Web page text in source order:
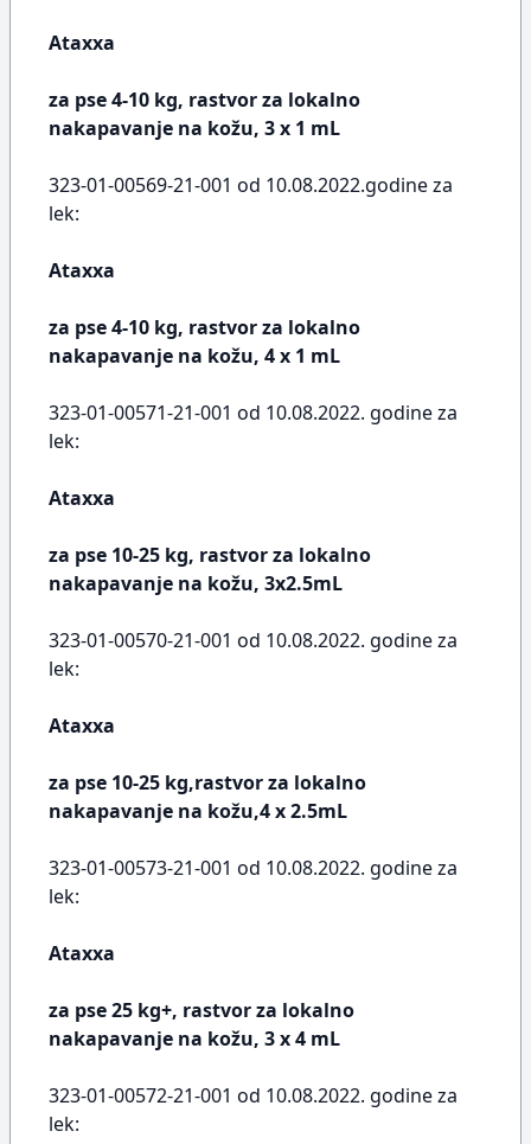
Ataxxa
za pse 4-10 kg, rastvor za lokalno
nakapavanje na kožu, 3 x 1 mL
323-01-00569-21-001 od 10.08.2022.godine za
lek:
Ataxxa
za pse 4-10 kg, rastvor za lokalno
nakapavanje na kožu, 4 x 1 mL
323-01-00571-21-001 od 10.08.2022. godine za
lek:
Ataxxa
za pse 10-25 kg, rastvor za lokalno
nakapavanje na kožu, 3x2.5mL
323-01-00570-21-001 od 10.08.2022. godine za
lek:
Ataxxa
za pse 10-25 kg,rastvor za lokalno
nakapavanje na kožu,4 x 2.5mL
323-01-00573-21-001 od 10.08.2022. godine za
lek:
Ataxxa
za pse 25 kg+, rastvor za lokalno
nakapavanje na kožu, 3 x 4 mL
323-01-00572-21-001 od 10.08.2022. godine za
lek: